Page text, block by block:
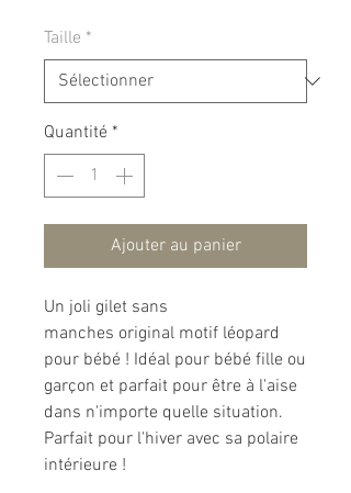
Taille *
Quantité *
Ajouter au panier
Un joli gilet sans
manches original motif léopard
pour bébé ! Idéal pour bébé fille ou
garçon et parfait pour être à l'aise
dans n'importe quelle situation.
Parfait pour l'hiver avec sa polaire
intérieure !